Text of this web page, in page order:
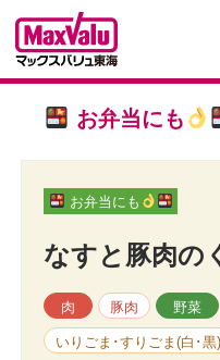
お弁当にも
お弁当にも
なすと豚肉の
肉 豚肉 野菜
いりごま･すりごま(白･黒)